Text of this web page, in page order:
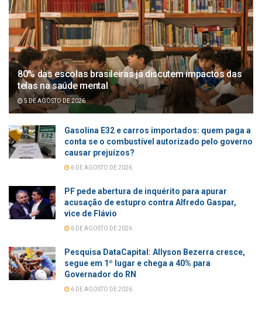
80% das escolas brasileiras já discutem impactos das
telas na saúde mental
5 DE AGOSTO DE 2026
Gasolina E32 e carros importados: quem paga a
conta se o combustível autorizado pelo governo
causar prejuízos?
6 DE AGOSTO DE 2026
PF pede abertura de inquérito para apurar
acusação de estupro contra Alfredo Gaspar,
vice de Flávio
6 DE AGOSTO DE 2026
Pesquisa DataCapital: Allyson Bezerra cresce,
segue em 1º lugar e chega a 40% para
Governador do RN
6 DE AGOSTO DE 2026